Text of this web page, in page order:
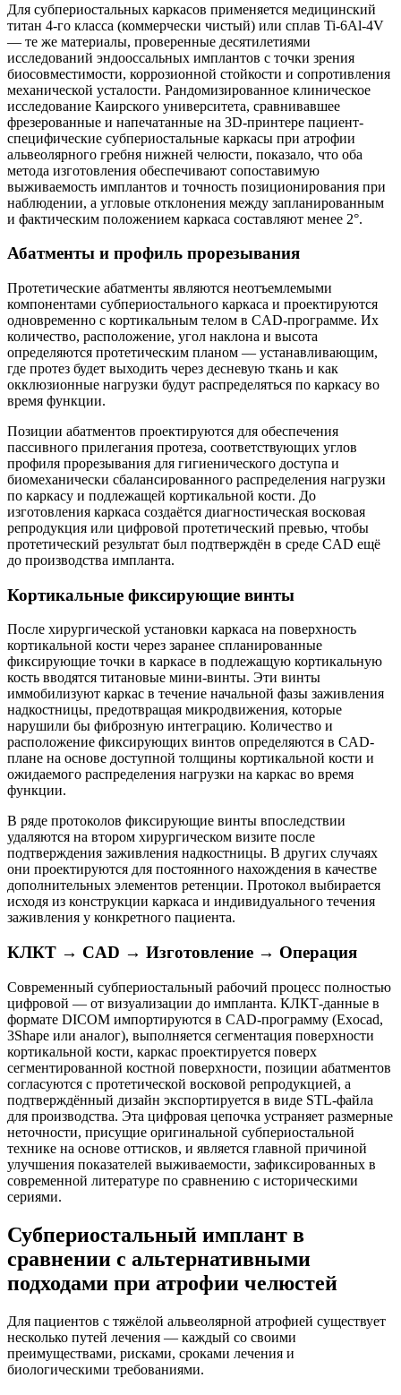
Для субпериостальных каркасов применяется медицинский
титан 4-го класса (коммерчески чистый) или сплав Ti-6Al-4V
— те же материалы, проверенные десятилетиями
исследований эндооссальных имплантов с точки зрения
биосовместимости, коррозионной стойкости и сопротивления
механической усталости. Рандомизированное клиническое
исследование Каирского университета, сравнивавшее
фрезерованные и напечатанные на 3D-принтере пациент-
специфические субпериостальные каркасы при атрофии
альвеолярного гребня нижней челюсти, показало, что оба
метода изготовления обеспечивают сопоставимую
выживаемость имплантов и точность позиционирования при
наблюдении, а угловые отклонения между запланированным
и фактическим положением каркаса составляют менее 2°.
Абатменты и профиль прорезывания
Протетические абатменты являются неотъемлемыми
компонентами субпериостального каркаса и проектируются
одновременно с кортикальным телом в CAD-программе. Их
количество, расположение, угол наклона и высота
определяются протетическим планом — устанавливающим,
где протез будет выходить через десневую ткань и как
окклюзионные нагрузки будут распределяться по каркасу во
время функции.
Позиции абатментов проектируются для обеспечения
пассивного прилегания протеза, соответствующих углов
профиля прорезывания для гигиенического доступа и
биомеханически сбалансированного распределения нагрузки
по каркасу и подлежащей кортикальной кости. До
изготовления каркаса создаётся диагностическая восковая
репродукция или цифровой протетический превью, чтобы
протетический результат был подтверждён в среде CAD ещё
до производства импланта.
Кортикальные фиксирующие винты
После хирургической установки каркаса на поверхность
кортикальной кости через заранее спланированные
фиксирующие точки в каркасе в подлежащую кортикальную
кость вводятся титановые мини-винты. Эти винты
иммобилизуют каркас в течение начальной фазы заживления
надкостницы, предотвращая микродвижения, которые
нарушили бы фиброзную интеграцию. Количество и
расположение фиксирующих винтов определяются в CAD-
плане на основе доступной толщины кортикальной кости и
ожидаемого распределения нагрузки на каркас во время
функции.
В ряде протоколов фиксирующие винты впоследствии
удаляются на втором хирургическом визите после
подтверждения заживления надкостницы. В других случаях
они проектируются для постоянного нахождения в качестве
дополнительных элементов ретенции. Протокол выбирается
исходя из конструкции каркаса и индивидуального течения
заживления у конкретного пациента.
КЛКТ → CAD → Изготовление → Операция
Современный субпериостальный рабочий процесс полностью
цифровой — от визуализации до импланта. КЛКТ-данные в
формате DICOM импортируются в CAD-программу (Exocad,
3Shape или аналог), выполняется сегментация поверхности
кортикальной кости, каркас проектируется поверх
сегментированной костной поверхности, позиции абатментов
согласуются с протетической восковой репродукцией, а
подтверждённый дизайн экспортируется в виде STL-файла
для производства. Эта цифровая цепочка устраняет размерные
неточности, присущие оригинальной субпериостальной
технике на основе оттисков, и является главной причиной
улучшения показателей выживаемости, зафиксированных в
современной литературе по сравнению с историческими
сериями.
Субпериостальный имплант в
сравнении с альтернативными
подходами при атрофии челюстей
Для пациентов с тяжёлой альвеолярной атрофией существует
несколько путей лечения — каждый со своими
преимуществами, рисками, сроками лечения и
биологическими требованиями.